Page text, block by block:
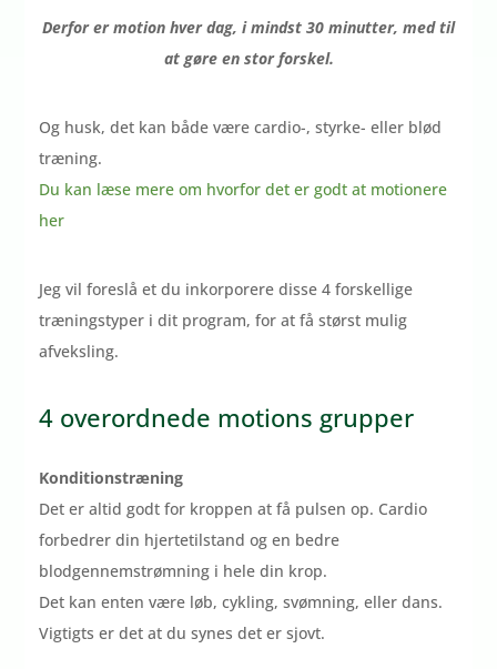
Derfor er motion hver dag, i mindst 30 minutter, med til
at gøre en stor forskel.
Og husk, det kan både være cardio-, styrke- eller blød
træning.
Du kan læse mere om hvorfor det er godt at motionere
her
Jeg vil foreslå et du inkorporere disse 4 forskellige
træningstyper i dit program, for at få størst mulig
afveksling.
4 overordnede motions grupper
Konditionstræning
Det er altid godt for kroppen at få pulsen op. Cardio
forbedrer din hjertetilstand og en bedre
blodgennemstrømning i hele din krop.
Det kan enten være løb, cykling, svømning, eller dans.
Vigtigts er det at du synes det er sjovt.